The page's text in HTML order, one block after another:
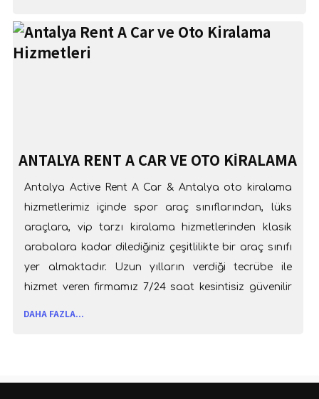
ANTALYA RENT A CAR VE OTO KIRALAMA
HIZMETLERI
Antalya Active Rent A Car & Antalya oto kiralama
hizmetlerimiz içinde spor araç sınıflarından, lüks
araçlara, vip tarzı kiralama hizmetlerinden klasik
arabalara kadar dilediğiniz çeşitlilikte bir araç sınıfı
yer almaktadır. Uzun yılların verdiği tecrübe ile
hizmet veren firmamız 7/24 saat kesintisiz güvenilir
DAHA FAZLA...